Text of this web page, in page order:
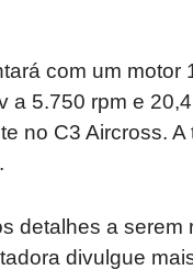
com um
a 5.750 rpm e
no C3 Aircross.
detalhes a
divulgue